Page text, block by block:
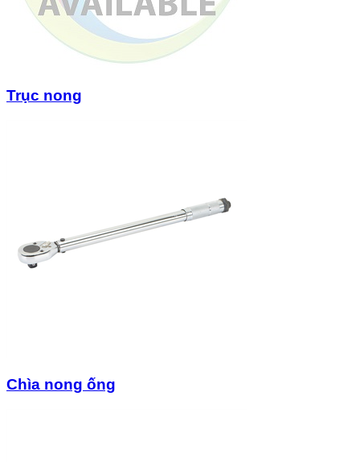
Trục nong
Chìa nong ống